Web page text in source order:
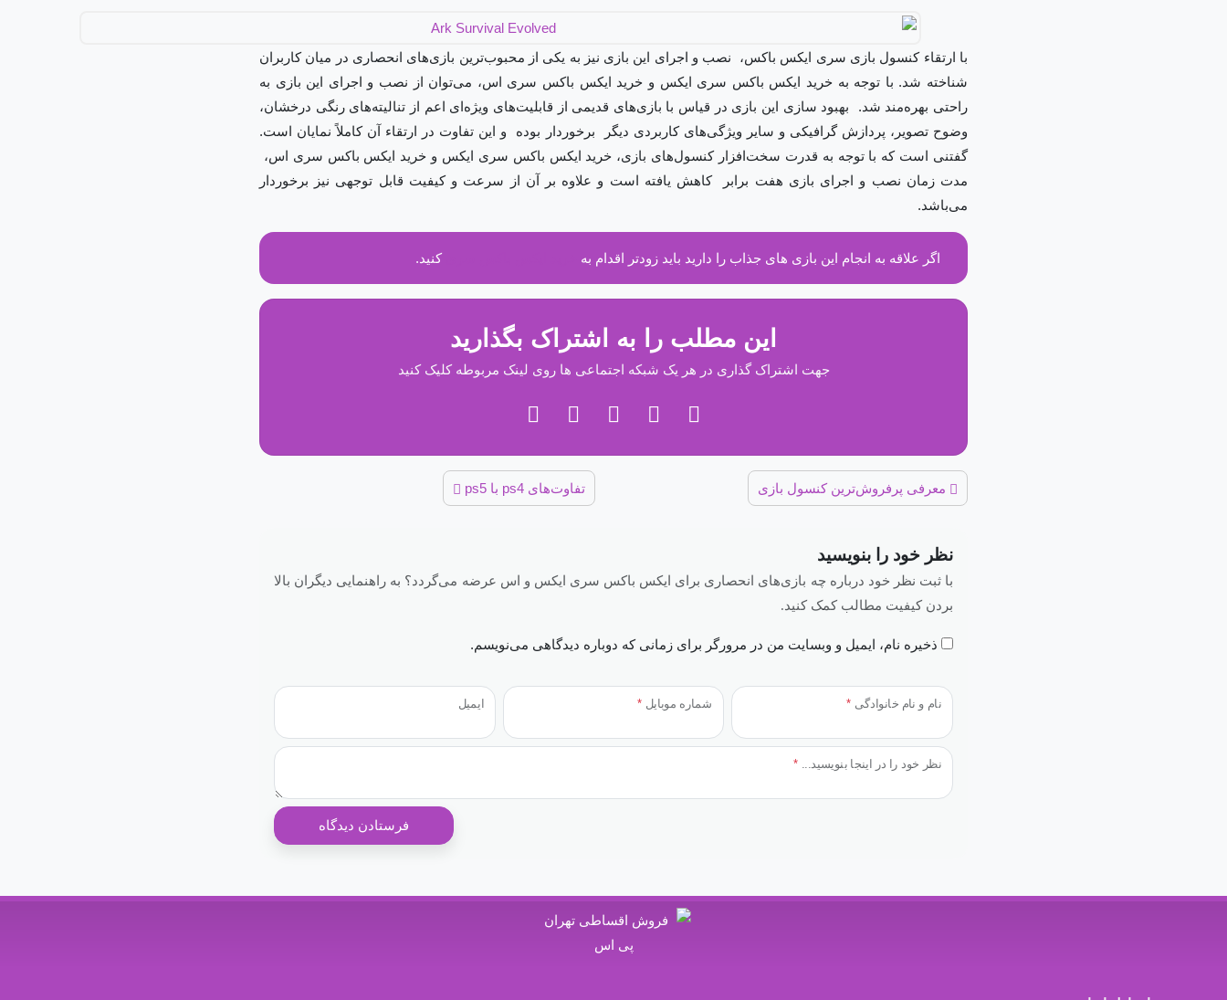
با ارتقاء کنسول بازی سری ایکس باکس، نصب و اجرای این بازی نیز به یکی از محبوب‌ترین بازی‌های انحصاری در میان کاربران
شناخته شد. با توجه به خرید ایکس باکس سری ایکس و خرید ایکس باکس سری اس، می‌توان از نصب و اجرای این بازی به
راحتی بهره‌مند شد. بهبود سازی این بازی در قیاس با بازی‌های قدیمی از قابلیت‌های ویژه‌ای اعم از تنالیته‌های رنگی درخشان،
وضوح تصویر، پردازش گرافیکی و سایر ویژگی‌های کاربردی دیگر برخوردار بوده و این تفاوت در ارتقاء آن کاملاً نمایان است.
گفتنی است که با توجه به قدرت سخت‌افزار کنسول‌های بازی، خرید ایکس باکس سری ایکس و خرید ایکس باکس سری اس،
مدت زمان نصب و اجرای بازی هفت برابر کاهش یافته است و علاوه بر آن از سرعت و کیفیت قابل توجهی نیز برخوردار
می‌باشد.
اگر علاقه به انجام این بازی های جذاب را دارید باید زودتر اقدام به کنید.
این مطلب را به اشتراک بگذارید
جهت اشتراک گذاری در هر یک شبکه اجتماعی ها روی لینک مربوطه کلیک کنید
معرفی پرفروش‌ترین کنسول بازی تفاوت‌های ps4 با ps5
نظر خود را بنویسید
با ثبت نظر خود درباره چه بازی‌های انحصاری برای ایکس باکس سری ایکس و اس عرضه می‌گردد؟ به راهنمایی دیگران بالا
بردن کیفیت مطالب کمک کنید.
نظر خود را در اینجا بنویسید... *
نام و نام خانوادگی * شماره موبایل * ایمیل
ذخیره نام، ایمیل و وبسایت من در مرورگر برای زمانی که دوباره دیدگاهی می‌نویسم.